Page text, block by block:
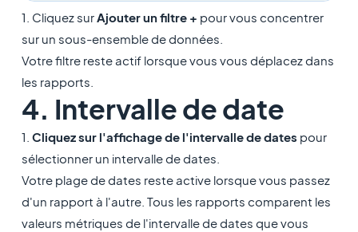
1. Cliquez surAjouter un filtre + pour vous concentrer
sur un sous-ensemble de données.
Votre filtre reste actif lorsque vous vous déplacez dans
les rapports.
4. Intervalle de date
1. Cliquez sur l'affichage de l'intervalle de dates pour
sélectionner un intervalle de dates.
Votre plage de dates reste active lorsque vous passez
d'un rapport à l'autre. Tous les rapports comparent les
valeurs métriques de l'intervalle de dates que vous